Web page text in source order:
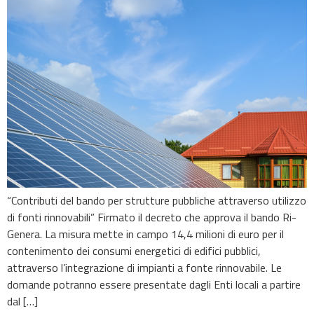
“Contributi del bando per strutture pubbliche attraverso utilizzo
di fonti rinnovabili” Firmato il decreto che approva il bando Ri-
Genera. La misura mette in campo 14,4 milioni di euro per il
contenimento dei consumi energetici di edifici pubblici,
attraverso l’integrazione di impianti a fonte rinnovabile. Le
domande potranno essere presentate dagli Enti locali a partire
dal […]